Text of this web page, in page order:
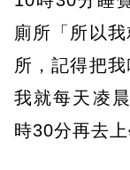
廁所「所以
所，記得把
我就每天凌
時30分再去上